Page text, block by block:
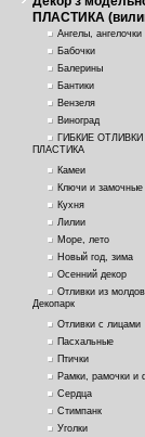
ПЛАСТИКА
Ангелы, ангелочки
Бабочки
Балерины
Бантики
Вензеля
Виноград
ГИБКИЕ ОТЛИВКИ
ПЛАСТИКА
Камеи
Ключи и замочные
Кухня
Лилии
Море, лето
Новый год, зима
Осенний декор
Отливки из
Декопарк
Отливки с лицами
Пасхальные
Птички
Рамки, рамочки и
Сердца
Стимпанк
Уголки